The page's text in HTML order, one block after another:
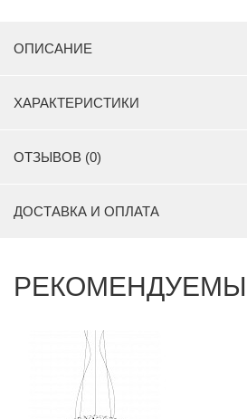
ОПИСАНИЕ
ХАРАКТЕРИСТИКИ
ОТЗЫВОВ (0)
ДОСТАВКА И ОПЛАТА